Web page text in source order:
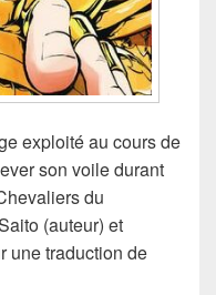
exploité au cours de
son voile durant
du
(auteur) et
une traduction de
Saint Seiya Dark